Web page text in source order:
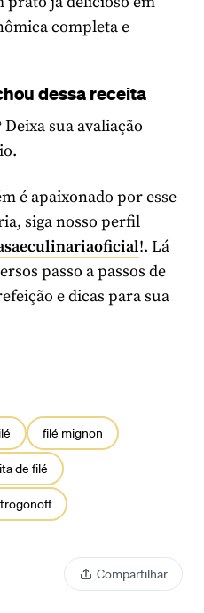
completa e
dessa receita
sua avaliação
é apaixonado por esse
siga nosso perfil
!. Lá
passo a passos de
e dicas para sua
filé mignon
de filé
Compartilhar